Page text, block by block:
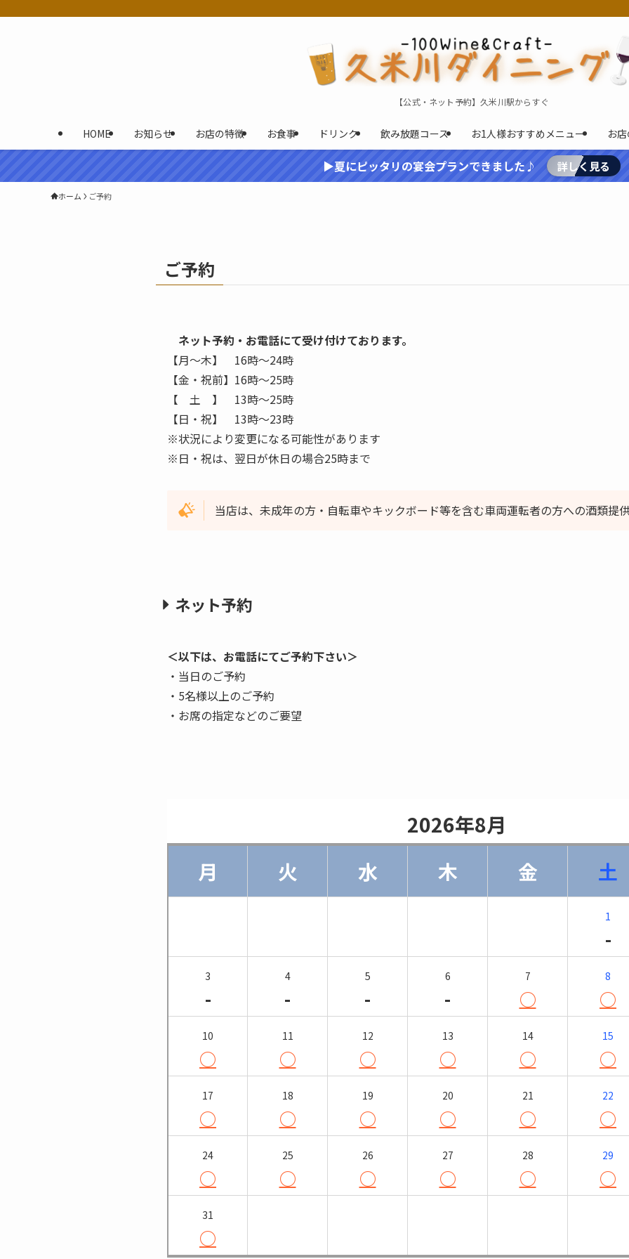
【公式・ネット予約】久米川駅からすぐ
HOME お知らせ お店の特徴 お食事 ドリンク 飲み放題コース お1人様おすすめメニュー お
▶夏にピッタリの宴会プランできました♪ 詳しく見る
ホーム ご予約
ご予約
ネット予約・お電話にて受け付けております。
【月〜木】 16時〜24時
【金・祝前】16時〜25時
【 土 】 13時〜25時
【日・祝】 13時〜23時
※状況により変更になる可能性があります
※日・祝は、翌日が休日の場合25時まで
当店は、未成年の方・自転車やキックボード等を含む車両運転者の方への酒類提
ネット予約
＜以下は、お電話にてご予約下さい＞
・当日のご予約
・5名様以上のご予約
・お席の指定などのご要望
                    2026年8月
月
火 水 木 金 土
1
-
3
-
4
-
5
-
6
-
7
○
8
○
10
○
11
○
12
○
13
○
14
○
15
○
17
○
18
○
19
○
20
○
21
○
22
○
24
○
25
○
26
○
27
○
28
○
29
○
31
○